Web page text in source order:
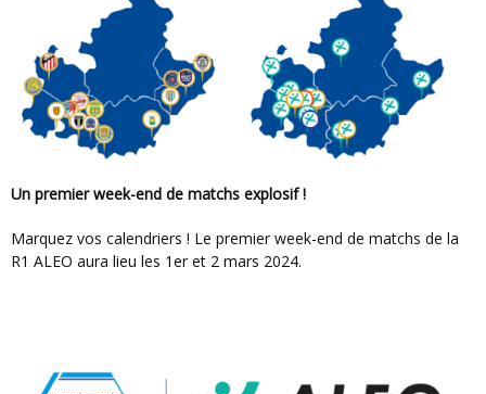
Un premier week-end de matchs explosif !
Marquez vos calendriers ! Le premier week-end de matchs de la
R1 ALEO aura lieu les 1er et 2 mars 2024.